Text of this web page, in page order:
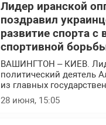
Лидер иранской
поздравил
развитие спорта
спортивной
ВАШИНГТОН – КИЕВ.
политический деятель
из главных
28 июня, 15:05